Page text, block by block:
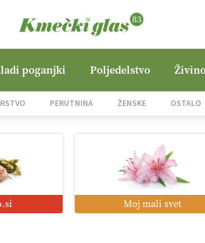
poganjki Poljedelstvo
PERUTNINA ŽENSKE OSTALO
Moj mali svet
korita
in avtonomnimi sistemi